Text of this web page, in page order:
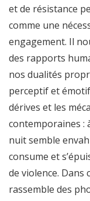
et de résistance
comme une
engagement. Il
des rapports
nos dualités
perceptif et
dérives et les
contemporaines :
nuit semble
consume et
de violence. Dans
rassemble des